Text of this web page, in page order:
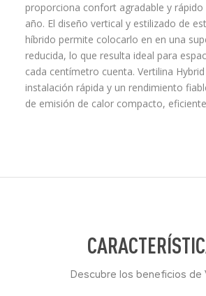
proporciona confort agradable y
año. El diseño vertical y estilizado de
híbrido permite colocarlo en en una
reducida, lo que resulta ideal para
cada centímetro cuenta. Vertilina
instalación rápida y un rendimiento
de emisión de calor compacto,
Descubre los beneficios de